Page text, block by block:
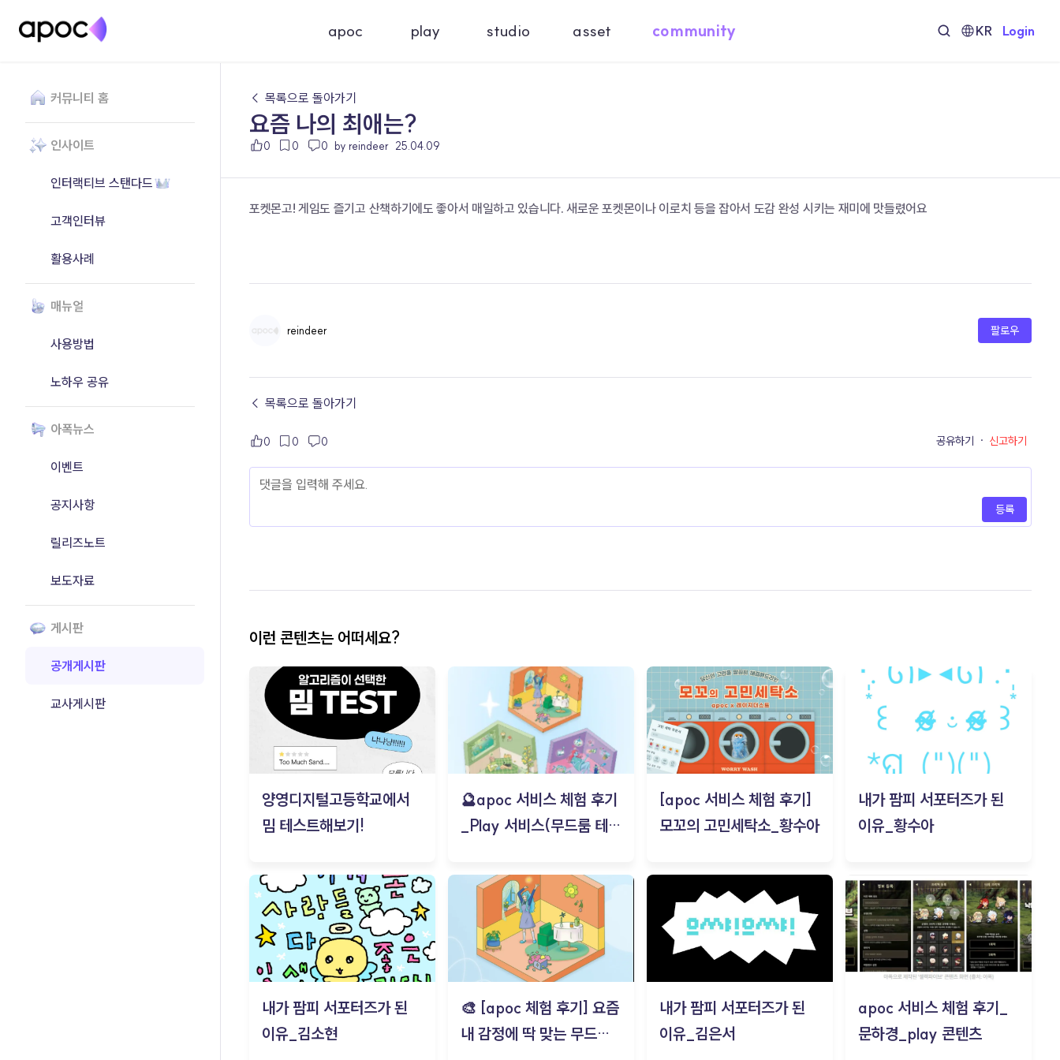
apoc play studio asset community KR Login
커뮤니티 홈
인사이트
인터랙티브 스탠다드
고객인터뷰
활용사례
매뉴얼
사용방법
노하우 공유
아폭뉴스
이벤트
공지사항
릴리즈노트
보도자료
게시판
공개게시판
교사게시판
← 목록으로 돌아가기
요즘 나의 최애는?
0 0 0 by reindeer 25.04.09
포켓몬고! 게임도 즐기고 산책하기에도 좋아서 매일하고 있습니다. 새로운 포켓몬이나 이로치 등을 잡아서 도감 완성 시키는 재미에 맛들렸어요
reindeer 팔로우
← 목록으로 돌아가기
0 0 0 공유하기 · 신고하기
등록
이런 콘텐츠는 어떠세요?
양영디지털고등학교에서
밈 테스트해보기!
🔮apoc 서비스 체험 후기
_Play 서비스(무드룸 테스
[apoc 서비스 체험 후기]
모꼬의 고민세탁소_황수아
내가 팜피 서포터즈가 된
이유_황수아
내가 팜피 서포터즈가 된
이유_김소현
🎨 [apoc 체험 후기] 요즘
내 감정에 딱 맞는 무드룸
내가 팜피 서포터즈가 된
이유_김은서
apoc 서비스 체험 후기_
문하경_play 콘텐츠